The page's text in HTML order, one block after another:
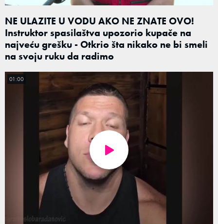
NE ULAZITE U VODU AKO NE ZNATE OVO!
Instruktor spasilaštva upozorio kupače na
najveću grešku - Otkrio šta nikako ne bi smeli
na svoju ruku da radimo
01:00